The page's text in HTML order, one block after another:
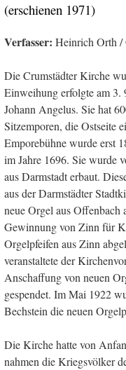
(erschienen 1971)
Verfasser: Heinrich Orth /
Die Crumstädter Kirche
Einweihung erfolgte am 3.
Johann Angelus. Sie hat
Sitzemporen, die Ostseite
Emporebühne wurde erst
im Jahre 1696. Sie wurde
aus Darmstadt erbaut.
aus der Darmstädter
neue Orgel aus Offenbach
Gewinnung von Zinn für
Orgelpfeifen aus Zinn
veranstaltete der
Anschaffung von neuen
gespendet. Im Mai 1922
Bechstein die neuen
Die Kirche hatte von
nahmen die Kriegsvölker